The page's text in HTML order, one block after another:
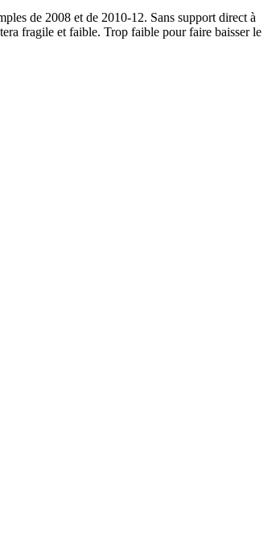
de 2008 et de 2010-12. Sans support direct à
fragile et faible. Trop faible pour faire baisser le